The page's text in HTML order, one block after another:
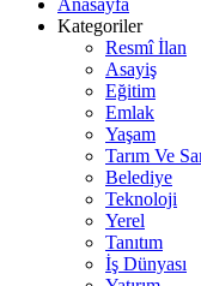
Anasayfa
Kategoriler
Resmî İlan
Asayiş
Eğitim
Emlak
Yaşam
Tarım Ve
Belediye
Teknoloji
Yerel
Tanıtım
İş Dünyası